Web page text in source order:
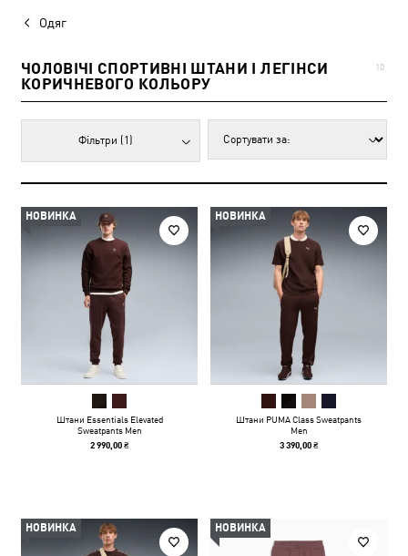
Одяг
ЧОЛОВІЧІ СПОРТИВНІ ШТАНИ І ЛЕГІНСИ
КОРИЧНЕВОГО КОЛЬОРУ
10
Фільтри (1)
НОВИНКА
Штани Essentials Elevated
Sweatpants Men
2 990,00 ₴
НОВИНКА
Штани PUMA Class Sweatpants
Men
3 390,00 ₴
НОВИНКА НОВИНКА